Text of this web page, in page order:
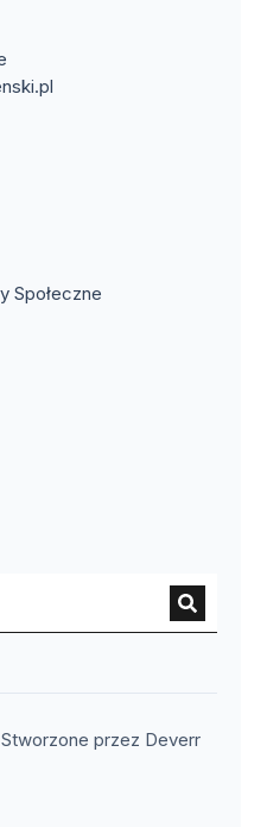
Społeczne
oknie)
w nowym oknie)
nowym oknie)
się w nowym
się w
Stworzone przez Deverr